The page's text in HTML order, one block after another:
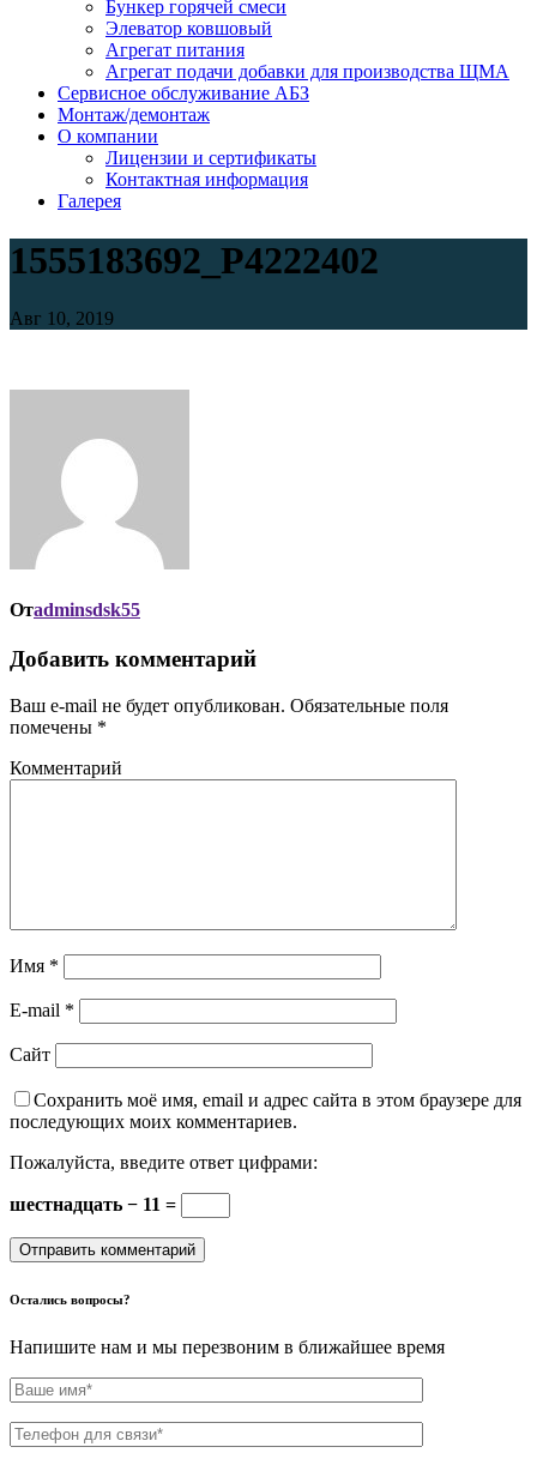
Бункер горячей смеси
Элеватор ковшовый
Агрегат питания
Агрегат подачи добавки для производства ЩМА
Сервисное обслуживание АБЗ
Монтаж/демонтаж
О компании
Лицензии и сертификаты
Контактная информация
Галерея
1555183692_P4222402
Авг 10, 2019
Отadminsdsk55
Добавить комментарий
Ваш e-mail не будет опубликован. Обязательные поля
помечены *
Комментарий
Имя *
E-mail *
Сайт
Сохранить моё имя, email и адрес сайта в этом браузере для
последующих моих комментариев.
Пожалуйста, введите ответ цифрами:
шестнадцать − 11 =
Остались вопросы?
Напишите нам и мы перезвоним в ближайшее время